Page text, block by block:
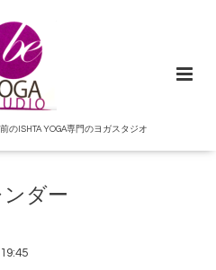
のISHTA YOGA専門のヨガスタジオ
ンダー